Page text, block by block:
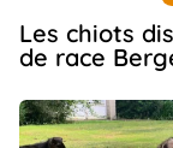
Chiens
Services
Les chiots disponibles des éleveurs
de race